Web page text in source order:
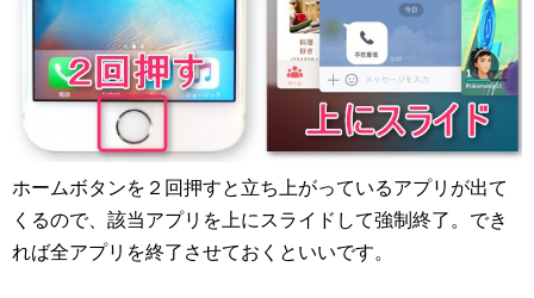
ホームボタンを２回押すと立ち上がっているアプリが出て
くるので、該当アプリを上にスライドして強制終了。でき
れば全アプリを終了させておくといいです。